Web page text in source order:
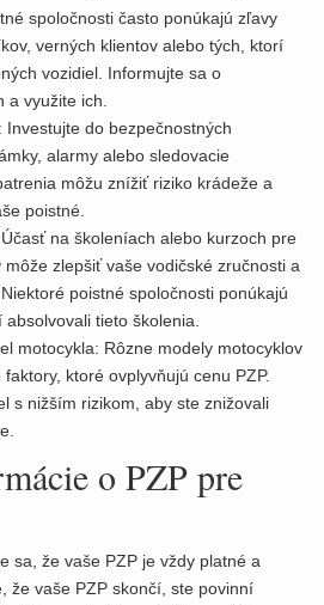
spoločnosti často ponúkajú zľavy
verných klientov alebo tých, ktorí
vozidiel. Informujte sa o
a využite ich.
do bezpečnostných
alarmy alebo sledovacie
môžu znížiť riziko krádeže a
poistné.
na školeníach alebo kurzoch pre
zlepšiť vaše vodičské zručnosti a
poistné spoločnosti ponúkajú
tieto školenia.
motocykla: Rôzne modely motocyklov
ktoré ovplyvňujú cenu PZP.
s nižším rizikom, aby ste znižovali
o PZP pre
sa, že vaše PZP je vždy platné a
že vaše PZP skončí, ste povinní